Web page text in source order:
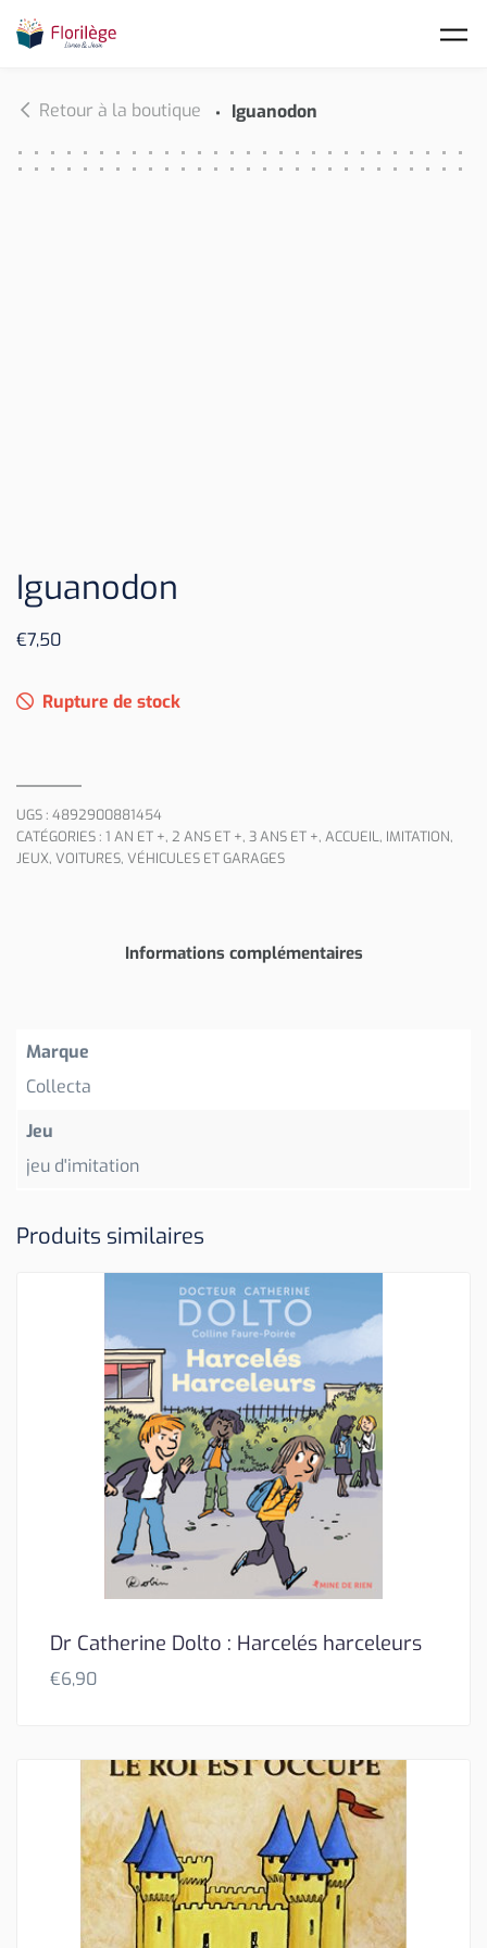
Retour à la boutique Iguanodon
Iguanodon
€7,50
Rupture de stock
UGS : 4892900881454
CATÉGORIES : 1 AN ET +, 2 ANS ET +, 3 ANS ET +, ACCUEIL, IMITATION,
JEUX, VOITURES, VÉHICULES ET GARAGES
Informations complémentaires
Marque
Collecta
Jeu
jeu d'imitation
Produits similaires
Dr Catherine Dolto : Harcelés harceleurs
€6,90